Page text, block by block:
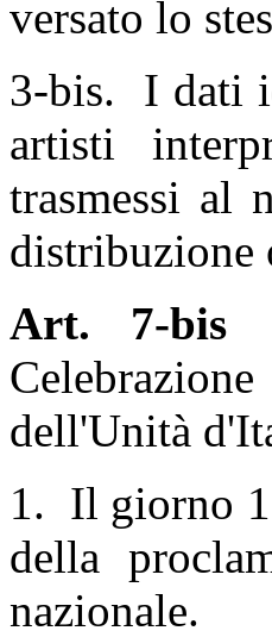
versato lo
3-bis. I dati
artisti
trasmessi al
distribuzione
Art. 7-bis
dell'Unità
1. Il giorno
della
nazionale.